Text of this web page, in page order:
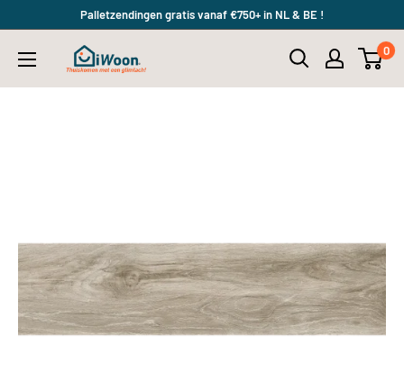
content
Palletzendingen gratis vanaf €750+ in NL & BE !
iWoon.nl 0